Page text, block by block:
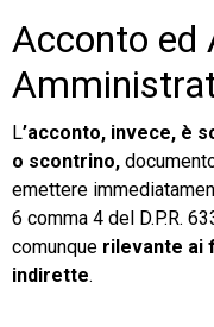
Acconto ed
L’acconto, invece, è
o scontrino,
emettere
6 comma 4 del D.P.R.
comunque rilevante ai
indirette.